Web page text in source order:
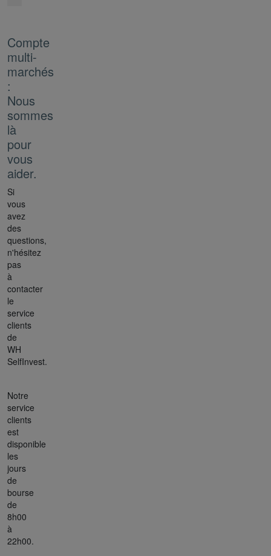
Compte
multi-
marchés
:
Nous
sommes
là
pour
vous
aider.
Si
vous
avez
des
questions,
n'hésitez
pas
à
contacter
le
service
clients
de
WH
SelfInvest.
Notre
service
clients
est
disponible
les
jours
de
bourse
de
8h00
à
22h00.